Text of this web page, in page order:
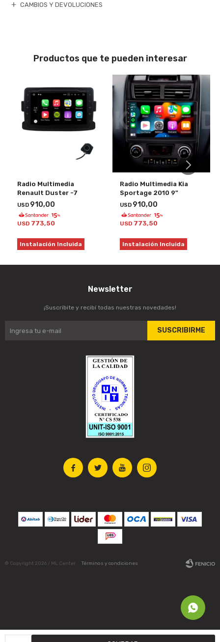
CAMBIOS Y DEVOLUCIONES
Productos que te pueden interesar
Radio Multimedia
Renault Duster -7
USD 910,00
USD 773,50
Instalación Incluida
Radio Multimedia Kia
Sportage 2010 9"
USD 910,00
USD 773,50
Instalación Incluida
   
Newsletter
¡Suscribite y recibí todas nuestras novedades!
SUSCRIBIRME
© Copyright 2026 / ML Center Términos y condiciones
Fenicio